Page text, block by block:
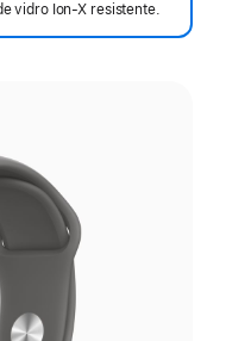
vidro Ion‑X resistente.